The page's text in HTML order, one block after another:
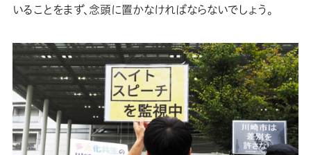
いることをまず、念頭に置かなければならないでしょう。